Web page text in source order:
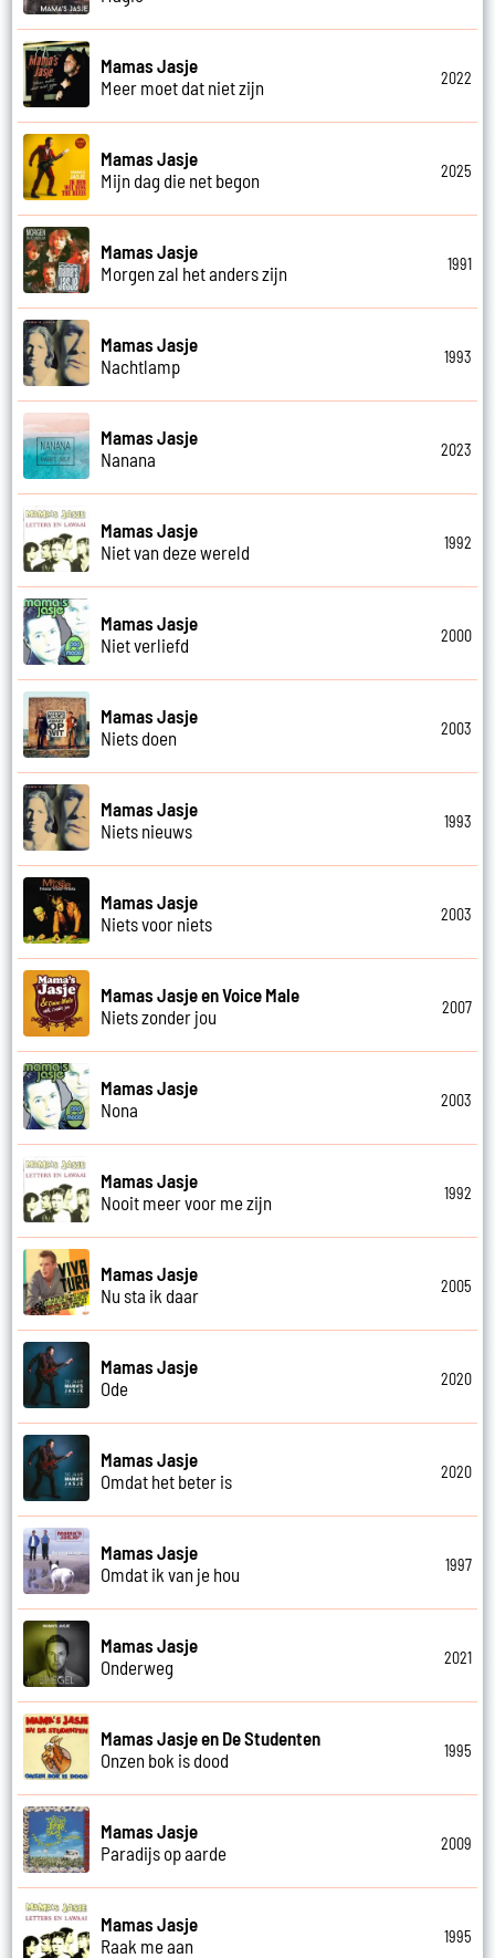
Mamas Jasje
Meer moet dat niet zijn
2022
Mamas Jasje
Mijn dag die net begon
2025
Mamas Jasje
Morgen zal het anders zijn
1991
Mamas Jasje
Nachtlamp
1993
Mamas Jasje
Nanana
2023
Mamas Jasje
Niet van deze wereld
1992
Mamas Jasje
Niet verliefd
2000
Mamas Jasje
Niets doen
2003
Mamas Jasje
Niets nieuws
1993
Mamas Jasje
Niets voor niets
2003
Mamas Jasje en Voice Male
Niets zonder jou
2007
Mamas Jasje
Nona
2003
Mamas Jasje
Nooit meer voor me zijn
1992
Mamas Jasje
Nu sta ik daar
2005
Mamas Jasje
Ode
2020
Mamas Jasje
Omdat het beter is
2020
Mamas Jasje
Omdat ik van je hou
1997
Mamas Jasje
Onderweg
2021
Mamas Jasje en De Studenten
Onzen bok is dood
1995
Mamas Jasje
Paradijs op aarde
2009
Mamas Jasje
Raak me aan
1995